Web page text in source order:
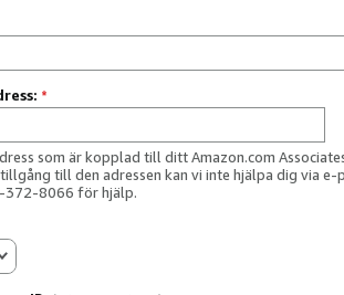
*
som är kopplad till ditt Amazon.com
till den adressen kan vi inte hjälpa dig via e-
372-8066 för hjälp.